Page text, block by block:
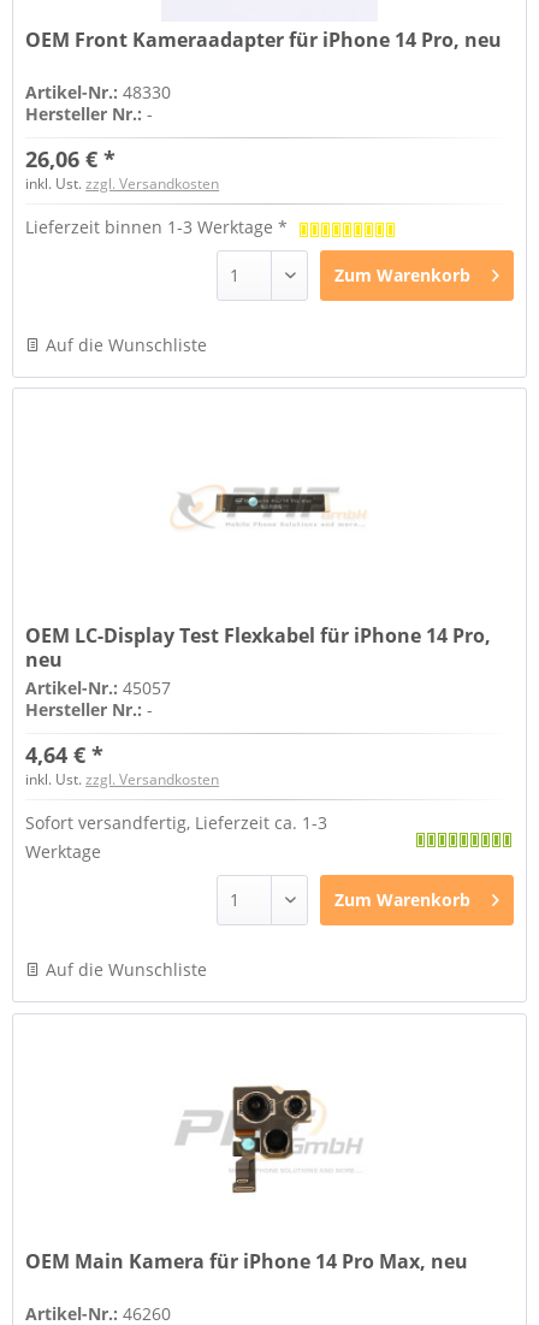
OEM Front Kameraadapter für iPhone 14 Pro, neu
Artikel-Nr.:48330
Hersteller Nr.:-
26,06 € *
inkl. Ust.zzgl. Versandkosten
Lieferzeit binnen 1-3 Werktage *
Zum Warenkorb
Auf die Wunschliste
OEM LC-Display Test Flexkabel für iPhone 14 Pro,
neu
Artikel-Nr.:45057
Hersteller Nr.:-
4,64 € *
inkl. Ust.zzgl. Versandkosten
Sofort versandfertig, Lieferzeit ca. 1-3
Werktage
Zum Warenkorb
Auf die Wunschliste
OEM Main Kamera für iPhone 14 Pro Max, neu
Artikel-Nr.:46260